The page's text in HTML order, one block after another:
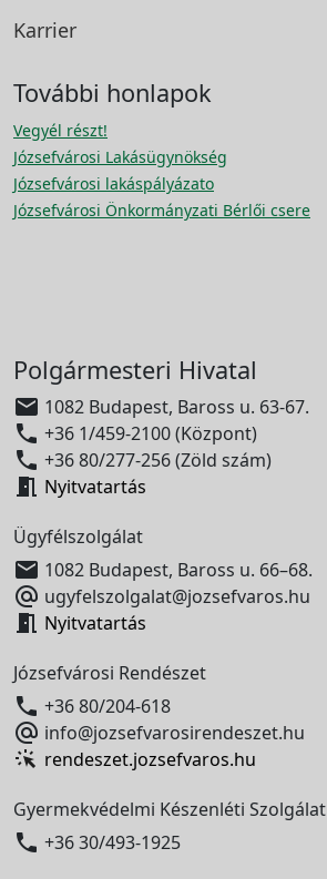
Karrier
További honlapok
Vegyél részt!
Józsefvárosi Lakásügynökség
Józsefvárosi lakáspályázato
Józsefvárosi Önkormányzati Bérlői csere
Polgármesteri Hivatal
 1082 Budapest, Baross u. 63-67.
 +36 1/459-2100 (Központ)
 +36 80/277-256 (Zöld szám)
 Nyitvatartás
Ügyfélszolgálat
 1082 Budapest, Baross u. 66–68.
 ugyfelszolgalat@jozsefvaros.hu
 Nyitvatartás
Józsefvárosi Rendészet
 +36 80/204-618
 info@jozsefvarosirendeszet.hu
rendeszet.jozsefvaros.hu
Gyermekvédelmi Készenléti Szolgálat
 +36 30/493-1925